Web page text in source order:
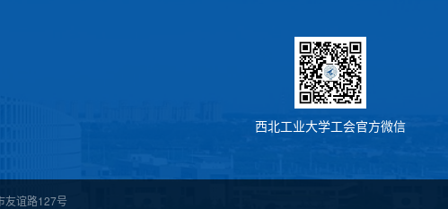
西北工业大学工会官方微信
友谊路127号